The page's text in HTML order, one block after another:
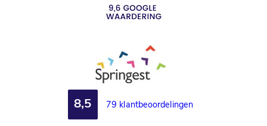
8,5 79 klantbeoordelingen